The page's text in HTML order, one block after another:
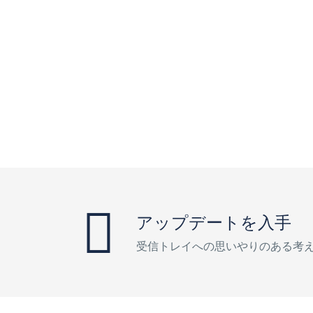
アップデートを入手
受信トレイへの思いやりのある考